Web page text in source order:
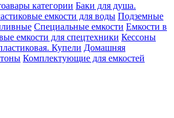
категории Баки для душа.
емкости для воды Подземные
Специальные емкости Емкости в
емкости для спецтехники Кессоны
Купели Домашняя
Комплектующие для емкостей